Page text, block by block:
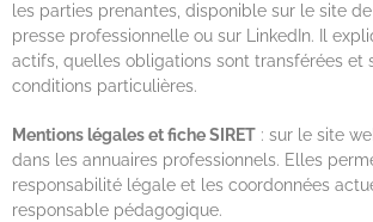
les parties prenantes, disponible sur le site de
presse professionnelle ou sur LinkedIn. Il
actifs, quelles obligations sont transférées et
conditions particulières.
Mentions légales et fiche SIRET : sur le site
dans les annuaires professionnels. Elles
responsabilité légale et les coordonnées
responsable pédagogique.